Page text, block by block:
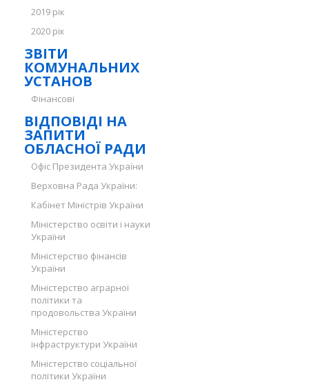
2019 рік
2020 рік
ЗВІТИ
КОМУНАЛЬНИХ
УСТАНОВ
Фінансові
ВІДПОВІДІ НА
ЗАПИТИ
ОБЛАСНОЇ РАДИ
Офіс Президента України
Верховна Рада України:
Кабінет Міністрів України
Міністерство освіти і науки
України
Міністерство фінансів
України
Міністерство аграрної
політики та
продовольства України
Міністерство
інфраструктури України
Міністерство соціальної
політики України